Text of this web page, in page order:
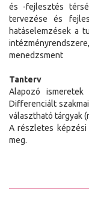
és -fejlesztés
tervezése és
hatáselemzések a
menedzsment
Tanterv
Alapozó
Differenciált
választható tárgyak
A részletes képzési
meg.